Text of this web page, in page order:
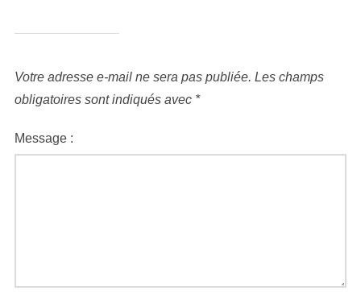
Votre adresse e-mail ne sera pas publiée. Les champs
obligatoires sont indiqués avec *
Message :